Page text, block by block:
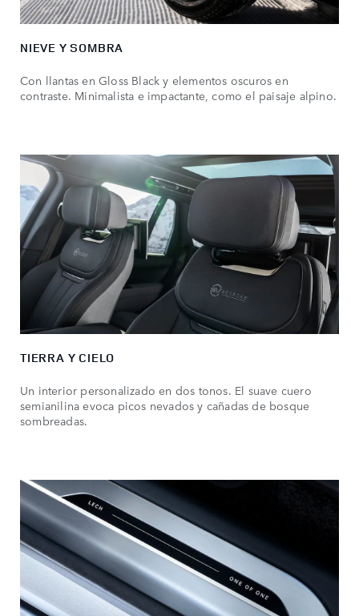
NIEVE Y SOMBRA
Con llantas en Gloss Black y elementos oscuros en
contraste. Minimalista e impactante, como el paisaje alpino.
TIERRA Y CIELO
Un interior personalizado en dos tonos. El suave cuero
semianilina evoca picos nevados y cañadas de bosque
sombreadas.